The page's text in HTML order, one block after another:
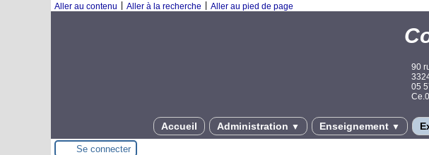
Aller au contenu Aller à la recherche Aller au pied de page
90
05
Accueil Administration ▼ Enseignement ▼
Se connecter